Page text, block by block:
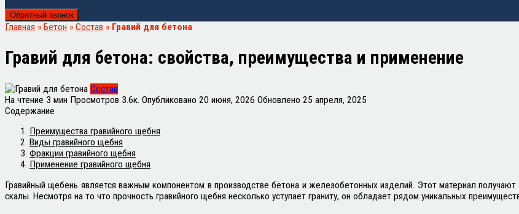
Обратный звонок
Главная » Бетон » Состав » Гравий для бетона
Гравий для бетона: свойства, преимущества и применение
Состав
На чтение 3 мин Просмотров 3.6к. Опубликовано 20 июня, 2026 Обновлено 25 апреля, 2025
Содержание
Преимущества гравийного щебня
Виды гравийного щебня
Фракции гравийного щебня
Применение гравийного щебня
Гравийный щебень является важным компонентом в производстве бетона и железобетонных изделий. Этот материал
скалы. Несмотря на то что прочность гравийного щебня несколько уступает граниту, он обладает рядом уникальных